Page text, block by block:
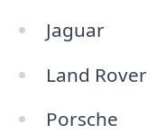
Jaguar
Land Rover
Porsche